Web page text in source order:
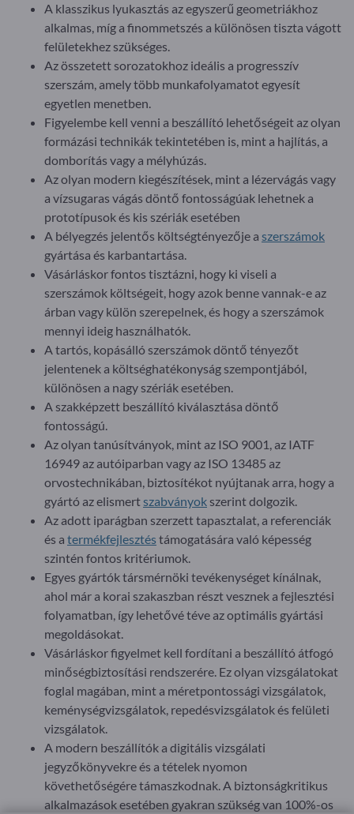
A klasszikus lyukasztás az egyszerű geometriákhoz
alkalmas, míg a finommetszés a különösen tiszta vágott
felületekhez szükséges.
Az összetett sorozatokhoz ideális a progresszív
szerszám, amely több munkafolyamatot egyesít
egyetlen menetben.
Figyelembe kell venni a beszállító lehetőségeit az olyan
formázási technikák tekintetében is, mint a hajlítás, a
domborítás vagy a mélyhúzás.
Az olyan modern kiegészítések, mint a lézervágás vagy
a vízsugaras vágás döntő fontosságúak lehetnek a
prototípusok és kis szériák esetében
A bélyegzés jelentős költségtényezője a szerszámok
gyártása és karbantartása.
Vásárláskor fontos tisztázni, hogy ki viseli a
szerszámok költségeit, hogy azok benne vannak-e az
árban vagy külön szerepelnek, és hogy a szerszámok
mennyi ideig használhatók.
A tartós, kopásálló szerszámok döntő tényezőt
jelentenek a költséghatékonyság szempontjából,
különösen a nagy szériák esetében.
A szakképzett beszállító kiválasztása döntő
fontosságú.
Az olyan tanúsítványok, mint az ISO 9001, az IATF
16949 az autóiparban vagy az ISO 13485 az
orvostechnikában, biztosítékot nyújtanak arra, hogy a
gyártó az elismertszabványok szerint dolgozik.
Az adott iparágban szerzett tapasztalat, a referenciák
és a termékfejlesztéstámogatására való képesség
szintén fontos kritériumok.
Egyes gyártók társmérnöki tevékenységet kínálnak,
ahol már a korai szakaszban részt vesznek a fejlesztési
folyamatban, így lehetővé téve az optimális gyártási
megoldásokat.
Vásárláskor figyelmet kell fordítani a beszállító átfogó
minőségbiztosítási rendszerére. Ez olyan vizsgálatokat
foglal magában, mint a méretpontossági vizsgálatok,
keménységvizsgálatok, repedésvizsgálatok és felületi
vizsgálatok.
A modern beszállítók a digitális vizsgálati
jegyzőkönyvekre és a tételek nyomon
követhetőségére támaszkodnak. A biztonságkritikus
alkalmazások esetében gyakran szükség van 100%-os